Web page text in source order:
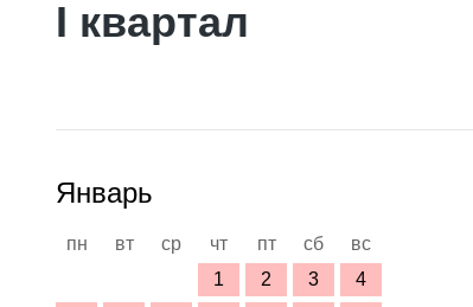
I квартал
Январь
пн вт ср чт пт сб
вс
1
2 3
4